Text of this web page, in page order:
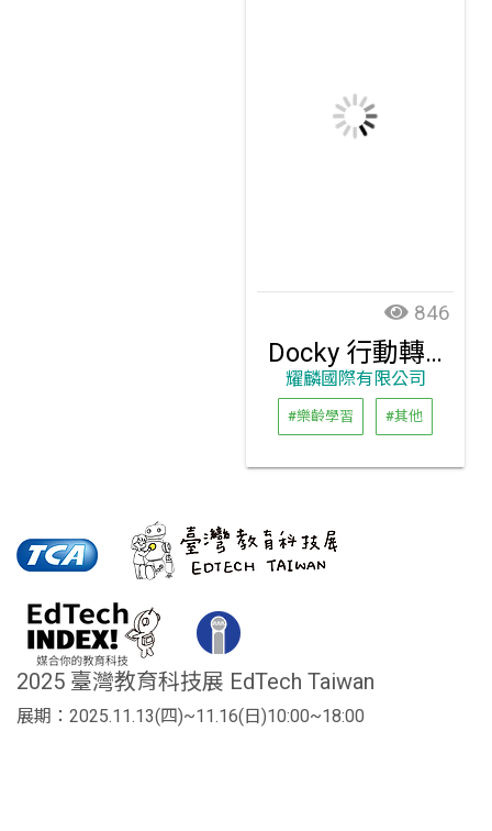
846
Docky 行動轉接座
耀麟國際有限公司
#樂齡學習 #其他
2025 臺灣教育科技展 EdTech Taiwan
展期：2025.11.13(四)~11.16(日)10:00~18:00